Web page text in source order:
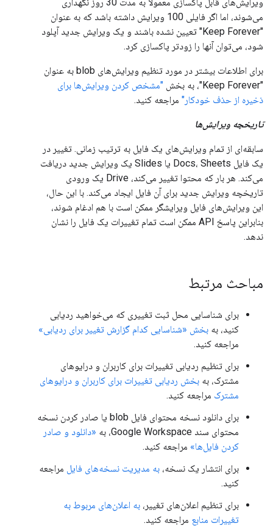
می‌شوند، اما اگر فایلی 100 ویرایش داشته باشد که به عنوان
"Keep Forever" تعیین نشده باشند و یک ویرایش جدید آپلود
شود، می‌توان آنها را زودتر پاکسازی کرد.
برای اطلاعات بیشتر در مورد تنظیم ویرایش‌های blob به عنوان
"Keep Forever"، به بخش
"مشخص کردن ویرایش‌ها برای
ذخیره از حذف خودکار" مراجعه کنید.
تاریخچه ویرایش‌ها
سابقه‌ای از تمام ویرایش‌های یک فایل به ترتیب زمانی. تغییر در
یک فایل Docs، Sheets یا Slides یک ویرایش جدید دریافت
می‌کند. هر بار که محتوا تغییر می‌کند، Drive یک ورودی
تاریخچه ویرایش جدید برای آن فایل ایجاد می‌کند. با این حال،
این ویرایش‌های فایل ویرایشگر ممکن است با هم ادغام شوند،
بنابراین پاسخ API ممکن است تمام تغییرات یک فایل را نشان
ندهد.
مباحث مرتبط
برای شناسایی محل ثبت تغییری که می‌خواهید ردیابی
کنید، به بخش «شناسایی کدام گزارش تغییر برای ردیابی»
مراجعه کنید.
برای تنظیم ردیابی تغییرات برای کاربران و درایوهای
مشترک، به بخش ردیابی تغییرات برای کاربران و درایوهای
مشترک مراجعه کنید.
برای دانلود نسخه محتوای فایل blob یا صادر کردن نسخه
محتوای سند Google Workspace، به
«دانلود و صادر
کردن فایل‌ها» مراجعه کنید.
برای انتشار یک نسخه، به مدیریت نسخه‌های فایل مراجعه
کنید.
برای تنظیم اعلان‌های تغییر، به اعلان‌های مربوط به
تغییرات منابع مراجعه کنید.